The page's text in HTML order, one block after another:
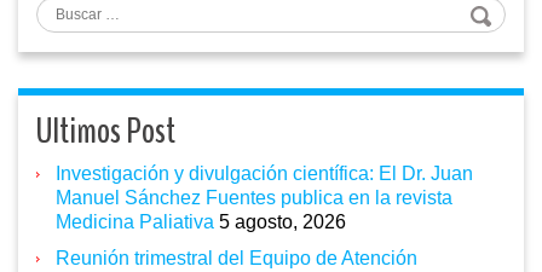
Buscar
Ultimos Post
Investigación y divulgación científica: El Dr. Juan
Manuel Sánchez Fuentes publica en la revista
Medicina Paliativa 5 agosto, 2026
Reunión trimestral del Equipo de Atención